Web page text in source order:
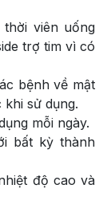
thời viên uống
trợ tim vì có
bệnh về mật
sử dụng.
mỗi ngày.
bất kỳ thành
độ cao và